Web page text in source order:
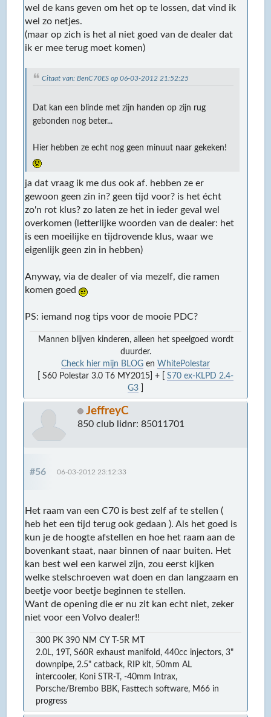
wel de kans geven om het op te lossen, dat vind ik
wel zo netjes.
(maar op zich is het al niet goed van de dealer dat
ik er mee terug moet komen)
Citaat van: BenC70ES op 06-03-2012 21:52:25
Dat kan een blinde met zijn handen op zijn rug
gebonden nog beter...
Hier hebben ze echt nog geen minuut naar gekeken!
ja dat vraag ik me dus ook af. hebben ze er
gewoon geen zin in? geen tijd voor? is het écht
zo'n rot klus? zo laten ze het in ieder geval wel
overkomen (letterlijke woorden van de dealer: het
is een moeilijke en tijdrovende klus, waar we
eigenlijk geen zin in hebben)
Anyway, via de dealer of via mezelf, die ramen
komen goed
PS: iemand nog tips voor de mooie PDC?
Mannen blijven kinderen, alleen het speelgoed wordt
duurder.
Check hier mijn BLOG en WhitePolestar
[ S60 Polestar 3.0 T6 MY2015] + [ S70 ex-KLPD 2.4-
G3
JeffreyC
850 club lidnr: 85011701
#56 06-03-2012 23:12:33
Het raam van een C70 is best zelf af te stellen (
heb het een tijd terug ook gedaan ). Als het goed is
kun je de hoogte afstellen en hoe het raam aan de
bovenkant staat, naar binnen of naar buiten. Het
kan best wel een karwei zijn, zou eerst kijken
welke stelschroeven wat doen en dan langzaam en
beetje voor beetje beginnen te stellen.
Want de opening die er nu zit kan echt niet, zeker
niet voor een Volvo dealer!!
300 PK 390 NM CY T-5R MT
2.0L, 19T, S60R exhaust manifold, 440cc injectors, 3"
downpipe, 2.5" catback, RIP kit, 50mm AL
intercooler, Koni STR-T, -40mm Intrax,
Porsche/Brembo BBK, Fasttech software, M66 in
progress